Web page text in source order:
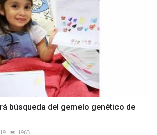
búsqueda del gemelo genético de
1963